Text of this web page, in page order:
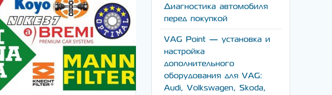
Диагностика автомобиля
перед покупкой
VAG Point — установка и
настройка
дополнительного
оборудования для VAG:
Audi, Volkswagen, Skoda,